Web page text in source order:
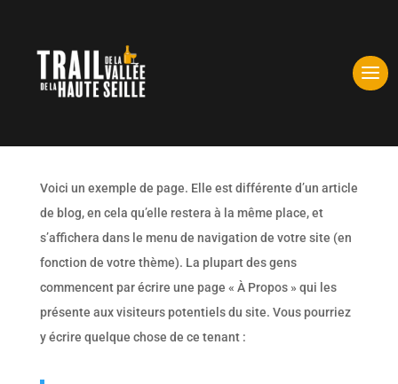
PAGE D’EXEMPLE
Voici un exemple de page. Elle est différente d’un article
de blog, en cela qu’elle restera à la même place, et
s’affichera dans le menu de navigation de votre site (en
fonction de votre thème). La plupart des gens
commencent par écrire une page « À Propos » qui les
présente aux visiteurs potentiels du site. Vous pourriez
y écrire quelque chose de ce tenant :